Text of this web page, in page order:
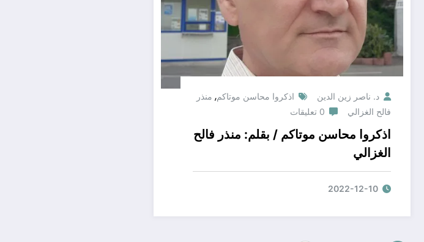
د. ناصر زين الدين اذكروا محاسن موتاكم, منذر
فالح الغزالي
0 تعليقات
اذكروا محاسن موتاكم / بقلم: منذر فالح
الغزالي
2022-12-10